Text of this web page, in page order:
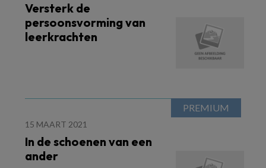
Versterk de
persoonsvorming van
leerkrachten
15 MAART 2021
In de schoenen van een
ander